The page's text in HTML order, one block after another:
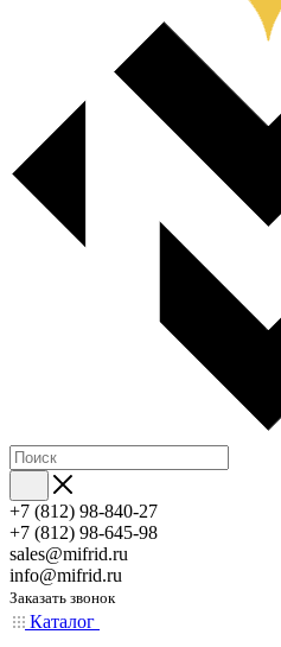
+7 (812) 98-840-27
+7 (812) 98-645-98
sales@mifrid.ru
info@mifrid.ru
Заказать звонок
Каталог